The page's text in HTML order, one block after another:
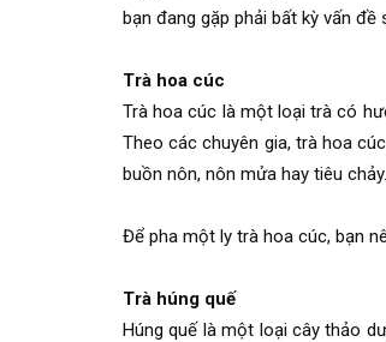
bạn đang gặp phải bất kỳ vấn đề
Trà hoa cúc
Trà hoa cúc là một loại trà có
Theo các chuyên gia, trà hoa
buồn nôn, nôn mửa hay tiêu chảy.
Để pha một ly trà hoa cúc, bạn
Trà húng quế
Húng quế là một loại cây thảo